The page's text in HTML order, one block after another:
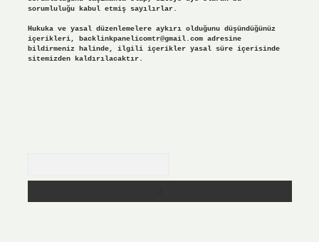
sorumluluğu kabul etmiş sayılırlar.
Hukuka ve yasal düzenlemelere aykırı olduğunu düşündüğünüz
içerikleri, backlinkpanelicomtr@gmail.comadresine
bildirmeniz halinde, ilgili içerikler yasal süre içerisinde
sitemizden kaldırılacaktır.